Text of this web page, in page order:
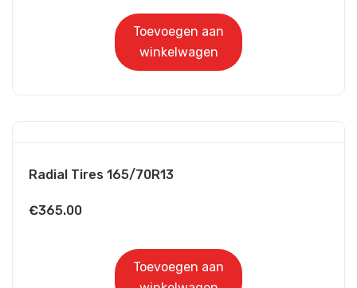
Toevoegen aan
winkelwagen
Radial Tires 165/70R13
€365.00
Toevoegen aan